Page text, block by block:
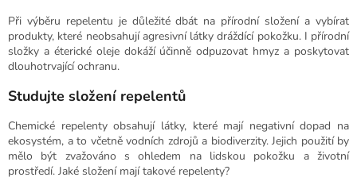
Při výběru repelentu je důležité dbát na přírodní složení a vybírat
produkty, které neobsahují agresivní látky dráždící pokožku. I přírodní
složky a éterické oleje dokáží účinně odpuzovat hmyz a poskytovat
dlouhotrvající ochranu.
Studujte složení repelentů
Chemické repelenty obsahují látky, které mají negativní dopad na
ekosystém, a to včetně vodních zdrojů a biodiverzity. Jejich použití by
mělo být zvažováno s ohledem na lidskou pokožku a životní
prostředí. Jaké složení mají takové repelenty?